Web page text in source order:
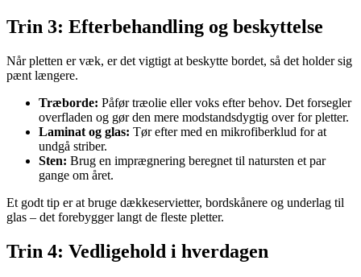
Trin 3: Efterbehandling og beskyttelse
Når pletten er væk, er det vigtigt at beskytte bordet, så det holder sig
pænt længere.
Træborde: Påfør træolie eller voks efter behov. Det forsegler
overfladen og gør den mere modstandsdygtig over for pletter.
Laminat og glas: Tør efter med en mikrofiberklud for at
undgå striber.
Sten: Brug en imprægnering beregnet til natursten et par
gange om året.
Et godt tip er at bruge dækkeservietter, bordskånere og underlag til
glas – det forebygger langt de fleste pletter.
Trin 4: Vedligehold i hverdagen